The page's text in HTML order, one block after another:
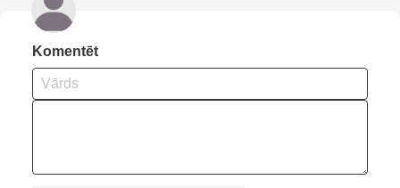
Komentēt